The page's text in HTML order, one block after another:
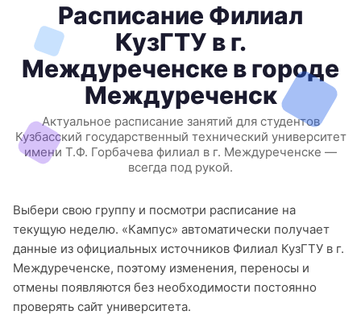
Расписание Филиал
КузГТУ в г.
Междуреченске в городе
Междуреченск
Актуальное расписание занятий для студентов
Кузбасский государственный технический университет
имени Т.Ф. Горбачева филиал в г. Междуреченске —
всегда под рукой.
Выбери свою группу и посмотри расписание на
текущую неделю. «Кампус» автоматически получает
данные из официальных источников Филиал КузГТУ в г.
Междуреченске, поэтому изменения, переносы и
отмены появляются без необходимости постоянно
проверять сайт университета.